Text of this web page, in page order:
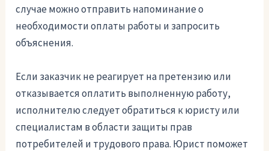
случае можно отправить напоминание о
необходимости оплаты работы и запросить
объяснения.
Если заказчик не реагирует на претензию или
отказывается оплатить выполненную работу,
исполнителю следует обратиться к юристу или
специалистам в области защиты прав
потребителей и трудового права. Юрист поможет